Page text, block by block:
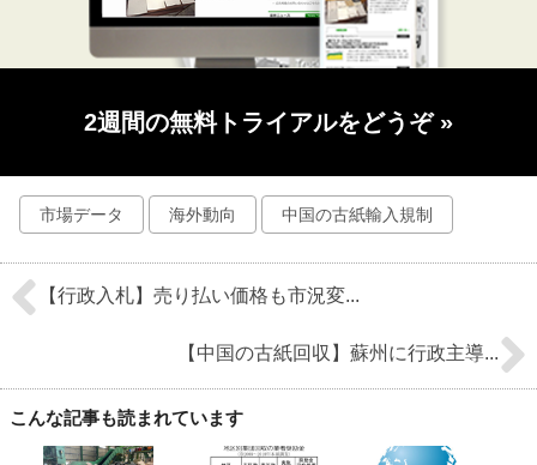
2週間の無料トライアルをどうぞ »
市場データ 海外動向 中国の古紙輸入規制
【行政入札】売り払い価格も市況変...
【中国の古紙回収】蘇州に行政主導...
こんな記事も読まれています